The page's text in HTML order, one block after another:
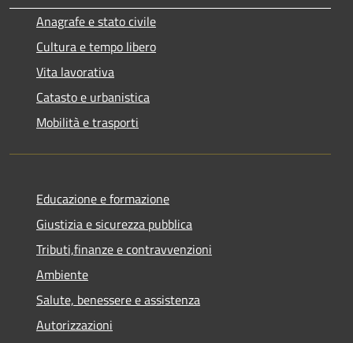
Anagrafe e stato civile
Cultura e tempo libero
Vita lavorativa
Catasto e urbanistica
Mobilità e trasporti
Educazione e formazione
Giustizia e sicurezza pubblica
Tributi,finanze e contravvenzioni
Ambiente
Salute, benessere e assistenza
Autorizzazioni